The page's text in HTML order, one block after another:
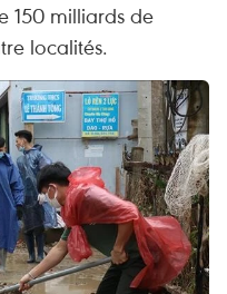
150 milliards de
localités.